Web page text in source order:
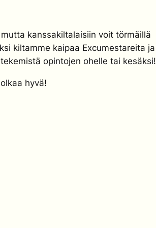
kanssakiltalaisiin voit törmäillä
kiltamme kaipaa Excumestareita ja
opintojen ohelle tai kesäksi!
hyvä!